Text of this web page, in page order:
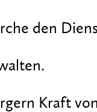
den
Kraft